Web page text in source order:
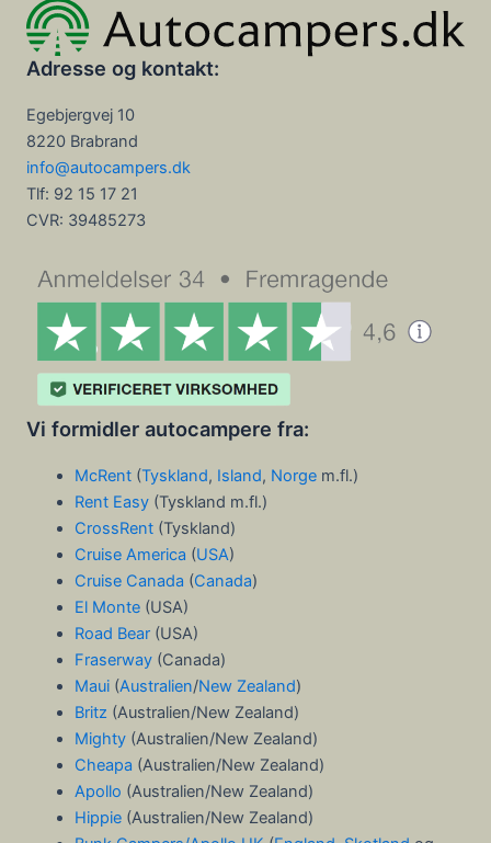
Adresse og kontakt:
Egebjergvej 10
8220 Brabrand
info@autocampers.dk
Tlf: 92 15 17 21
CVR: 39485273
Vi formidler autocampere fra:
McRent(Tyskland, Island, Norgem.fl.)
Rent Easy(Tyskland m.fl.)
CrossRent(Tyskland)
Cruise America (USA)
Cruise Canada (Canada)
El Monte(USA)
Road Bear(USA)
Fraserway (Canada)
Maui (Australien/New Zealand)
Britz (Australien/New Zealand)
Mighty (Australien/New Zealand)
Cheapa (Australien/New Zealand)
Apollo (Australien/New Zealand)
Hippie(Australien/New Zealand)